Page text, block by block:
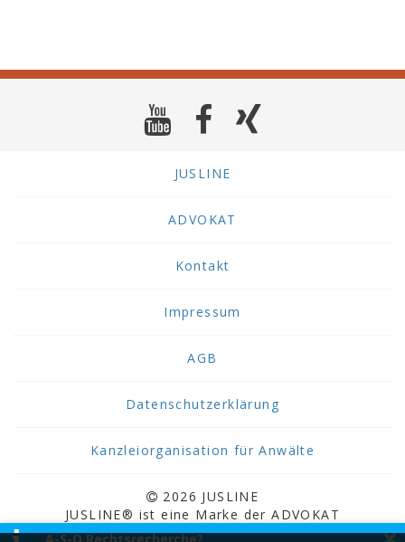
JUSLINE
ADVOKAT
Kontakt
Impressum
AGB
Datenschutzerklärung
Kanzleiorganisation für Anwälte
2026 JUSLINE
JUSLINE® ist eine Marke der ADVOKAT
Unternehmensberatung Greiter & Greiter GmbH.